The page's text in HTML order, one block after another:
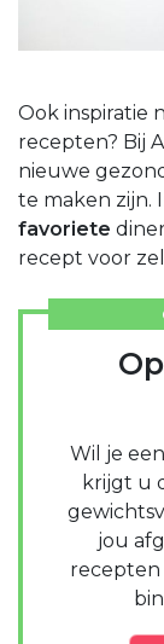
Ook inspiratie
recepten? Bij
nieuwe
te maken zijn.
favoriete
recept voor
Wil je
krijgt u
jou
recepten